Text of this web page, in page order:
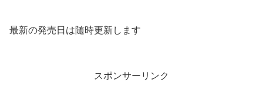
最新の発売日は随時更新します
スポンサーリンク